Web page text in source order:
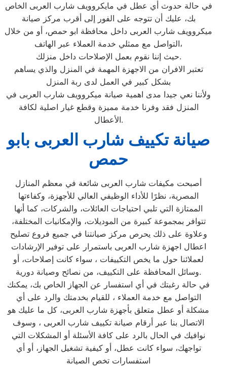
في حالة حدوث أي عطل في مايكروويف شارب العربى الخاص
بك، عليك أن تتوجه على الفور إلى أقرب مركز صيانة
ميكروويف شارب العربى داخل محافظة ابو حمص، أو من خلال
التواصل مع ممثلي خدمة العملاء عبر الهاتف،
حيث إننا نقوم بعمل الإصلاحات داخل منزلك.
تعتبر الافران من الاجهزة المهمة في المنزل والذي يساهم
بشكل كبير في العمل لدى ربة المنزل
ولأننا نعي جيدا مدى اهمية صيانة ميكروويف شارب العربى في
المنزل فقد وفرنا خدمة مميزة وقطع غيار اصلية لكافة
الأعطال.
صيانة تكييف شارب العربى بابو
حمص
أصبحت مكيفات شارب العربى شائعة في معظم المنازل
المصرية، نظرًا للأداء الوظيفي العالي للأجهزة، وكفاءتها
الممتازة التي تلبي احتياجات العائلات، والشركات، كما أنها
تتوافر بمجموعة كبيرة من الموديلات، والإمكانيات المختلفة،
وعلاوة على ذلك يحرص مركز صيانتنا في جميع فروع تصليح
اعطال اجهزة شارب العربى باستمرار على توفير الإرشادات
لعملائنا حول ما يخص التكييفات ، سواء كانت إصلاحات، أو
وسائل المحافظة على التكييف، من نصائح وصيانة دورية.
في حالة رغبتك في أي استفسار عن الجهاز الخاص بك، يمكنك
التواصل مع خدمة العملاء ، للقيام بخدمتك والرد على أي
مشكلة أو عطل متعلق بأجهزة شارب العربى، كل ما عليك هو
الاتصال بنا عبر أرقام صيانة تكييف شارب العربى ، وسوف
نوافيك في الحال بالرد على كافة الأسئلة أو المشكلات التي
تواجهك، سواء كانت عطل، أو كيفية تشغيل الجهاز، أو أي
استفسارات تخص الصيانة